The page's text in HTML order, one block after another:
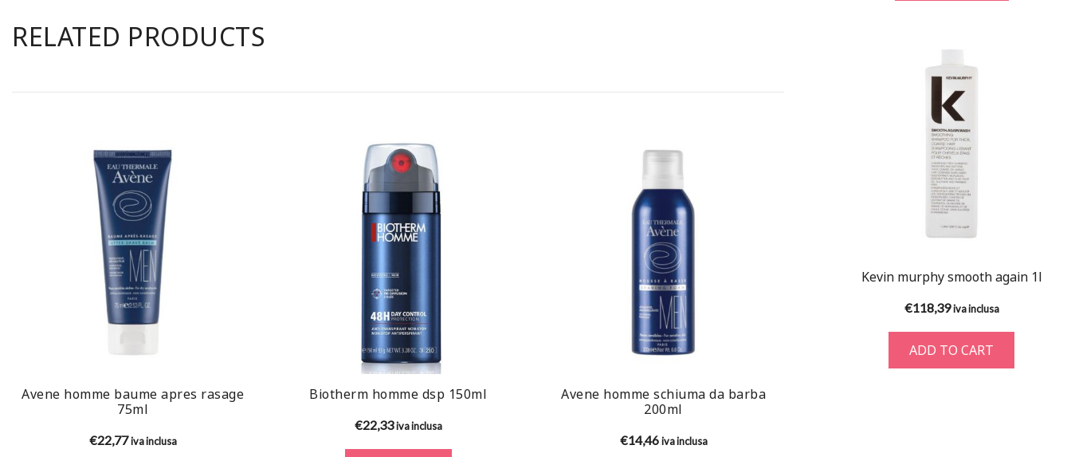
RELATED PRODUCTS
Avene homme baume apres rasage
75ml
€22,77 iva inclusa
Biotherm homme dsp 150ml
€22,33 iva inclusa
Avene homme schiuma da barba
200ml
€14,46 iva inclusa
Kevin murphy smooth again 1l
€118,39 iva inclusa
ADD TO CART